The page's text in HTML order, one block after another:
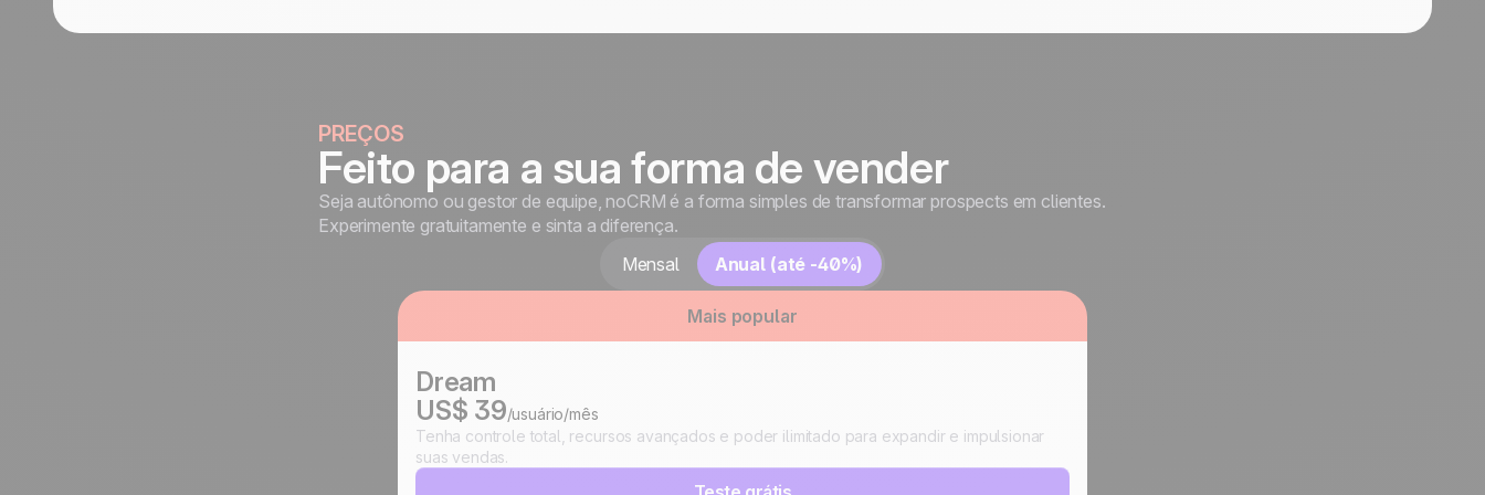
PREÇOS
Feito para a sua forma de vender
Seja autônomo ou gestor de equipe, noCRM é a forma simples de transformar prospects em clientes.
Experimente gratuitamente e sinta a diferença.
Mensal
Anual (até -40%)
Mais popular
Dream
US$ 39/usuário/mês
Tenha controle total, recursos avançados e poder ilimitado para expandir e impulsionar
suas vendas.